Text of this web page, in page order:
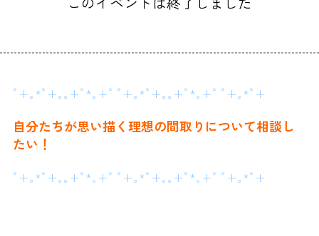
ﾟ+｡*ﾟ+｡｡+ﾟ*｡+ﾟ ﾟ+｡*ﾟ+｡｡+ﾟ*｡+ﾟ ﾟ+｡*ﾟ+
自分たちが思い描く理想の間取りについて相談し
たい！
ﾟ+｡*ﾟ+｡｡+ﾟ*｡+ﾟ ﾟ+｡*ﾟ+｡｡+ﾟ*｡+ﾟ ﾟ+｡*ﾟ+